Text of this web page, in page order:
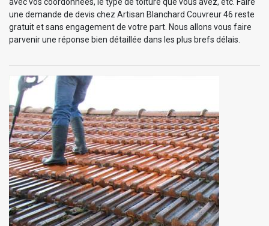
une demande de devis chez Artisan Blanchard Couvreur 46 reste
gratuit et sans engagement de votre part. Nous allons vous faire
parvenir une réponse bien détaillée dans les plus brefs délais.